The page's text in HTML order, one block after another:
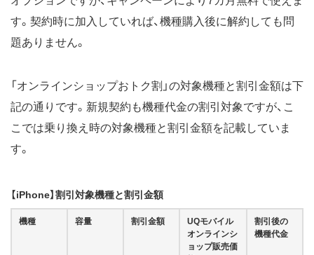
す。契約時に加入していれば、機種購入後に解約しても問
題ありません。
「オンラインショップおトク割」の対象機種と割引金額は下
記の通りです。新規契約も機種代金の割引対象ですが、こ
こでは乗り換え時の対象機種と割引金額を記載していま
す。
【iPhone】割引対象機種と割引金額
機種 容量 割引金額
UQモバイル
オンラインシ
ョップ販売価
割引後の
機種代金